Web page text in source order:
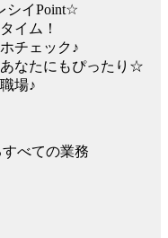
シイPoint☆
イム！
チェック♪
なたにもぴったり☆
場♪
べての業務